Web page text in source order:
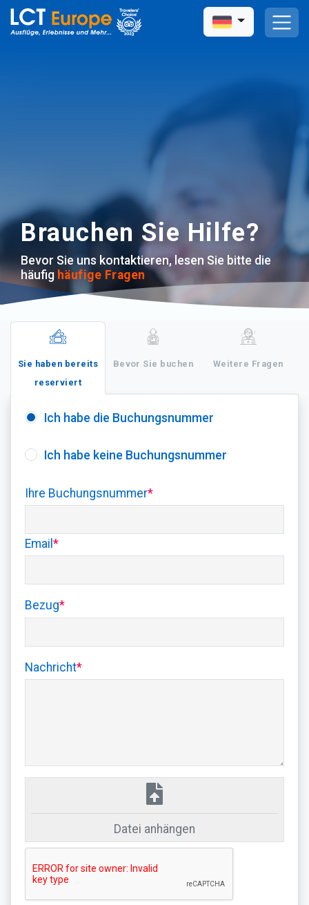
Brauchen Sie Hilfe?
Bevor Sie uns kontaktieren, lesen Sie bitte die
häufig häufige Fragen
Sie haben bereits
reserviert
Bevor Sie buchen Weitere Fragen
Ich habe die Buchungsnummer
Ich habe keine Buchungsnummer
Ihre Buchungsnummer*
Email *
Bezug*
Nachricht*
Datei anhängen